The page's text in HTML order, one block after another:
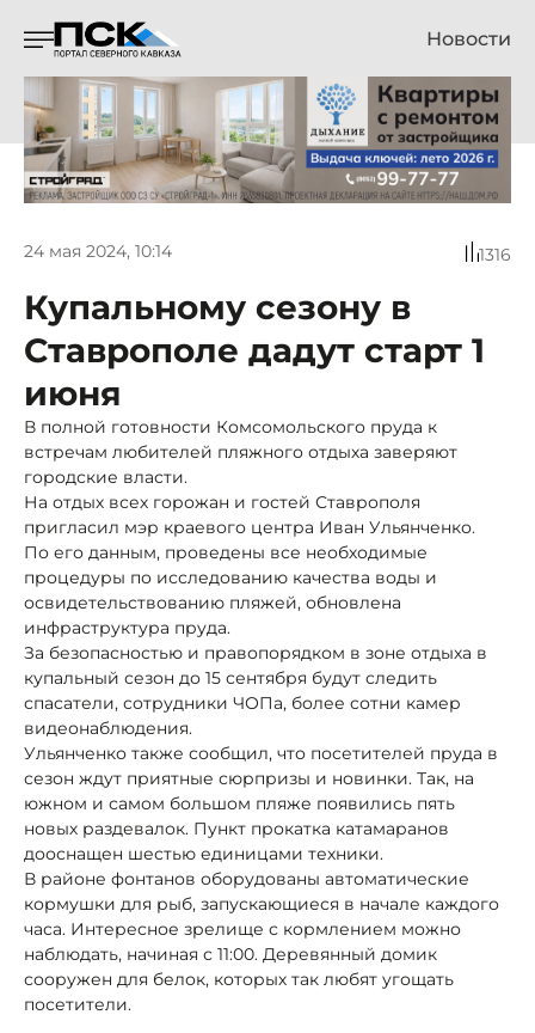
Новости
24 мая 2024, 10:14 1316
Купальному сезону в
Ставрополе дадут старт 1
июня
В полной готовности Комсомольского пруда к
встречам любителей пляжного отдыха заверяют
городские власти.
На отдых всех горожан и гостей Ставрополя
пригласил мэр краевого центра Иван Ульянченко.
По его данным, проведены все необходимые
процедуры по исследованию качества воды и
освидетельствованию пляжей, обновлена
инфраструктура пруда.
За безопасностью и правопорядком в зоне отдыха в
купальный сезон до 15 сентября будут следить
спасатели, сотрудники ЧОПа, более сотни камер
видеонаблюдения.
Ульянченко также сообщил, что посетителей пруда в
сезон ждут приятные сюрпризы и новинки. Так, на
южном и самом большом пляже появились пять
новых раздевалок. Пункт прокатка катамаранов
дооснащен шестью единицами техники.
В районе фонтанов оборудованы автоматические
кормушки для рыб, запускающиеся в начале каждого
часа. Интересное зрелище с кормлением можно
наблюдать, начиная с 11:00. Деревянный домик
сооружен для белок, которых так любят угощать
посетители.